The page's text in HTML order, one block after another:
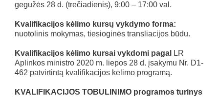
gegužės 28 d. (trečiadienis), 9:00 – 17:00 val.
Kvalifikacijos kėlimo kursų vykdymo forma:
nuotolinis mokymas, tiesioginės transliacijos būdu.
Kvalifikacijos kėlimo kursai vykdomi pagal
LR
Aplinkos ministro 2020 m. liepos 28 d. įsakymu Nr. D1-
462 patvirtintą kvalifikacijos kėlimo programą.
KVALIFIKACIJOS TOBULINIMO programos turinys